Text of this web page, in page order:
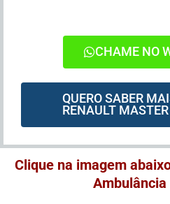
CHAME NO
QUERO SABER
RENAULT
Clique na imagem
Ambulância